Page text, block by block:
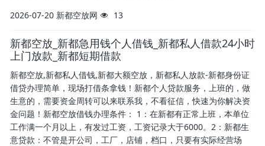
2026-07-20 新都空放网 13
新都空放_新都急用钱个人借钱_新都私人借款24小时
上门放款_新都短期借款
新都空放,新都私人借钱,新都大额空放，新都私人放款-新都身份证
借贷办理简单，现场打借条拿钱！新都个人贷款服务，上班的，做
生意的，需要资金周转可以来联系我，不看征信，快速为你解决资
金问题！新都空放借钱办理条件： 1：在新都有正常上班，本单位
工作满一个月以上，有发过工资，工资记录大于6000。2：新都生
意贷款：不管是开公司，工厂，店铺，档口，只要有实际经营场